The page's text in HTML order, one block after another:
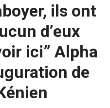
ils ont
d’eux
ici” Alpha
de